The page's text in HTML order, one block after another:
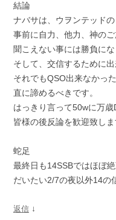
結論
ナバサは、ウヲンテッド
事前に自力、他力、神の
聞こえない事には勝負に
そして、交信するために
それでもQSO出来なかっ
直に諦めるべきです。
はっきり言って50wに万歳
皆様の後反論を歓迎致しま
蛇足
最終日も14SSBではほぼ絶
だいたい2/7の夜以外14の
返信 ↓